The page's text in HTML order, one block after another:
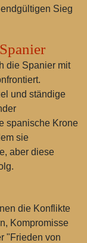
Sieg
die Spanier mit
und ständige
spanische Krone
sie
aber diese
die Konflikte
Kompromisse
"Frieden von